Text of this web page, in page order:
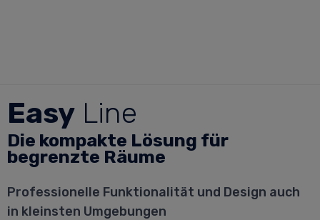
Easy Line
Die kompakte Lösung für
begrenzte Räume
Professionelle Funktionalität und Design auch
in kleinsten Umgebungen